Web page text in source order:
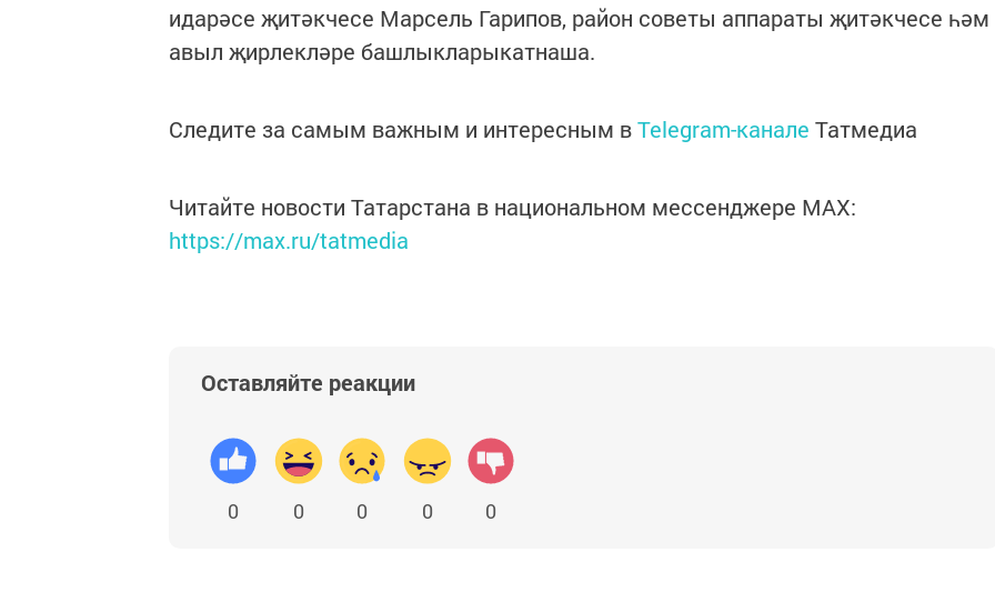
идарәсе җитәкчесе Марсель Гарипов, район советы аппараты җитәкчесе һәм
авыл җирлекләре башлыкларыкатнаша.
Следите за самым важным и интересным вTelegram-канале Татмедиа
Читайте новости Татарстана в национальном мессенджере MАХ:
https://max.ru/tatmedia
Оставляйте реакции
0 0 0 0 0